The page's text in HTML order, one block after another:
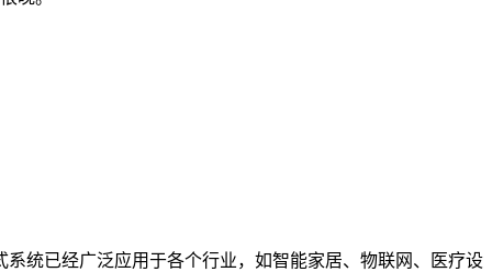
统已经广泛应用于各个行业，如智能家居、物联网、医疗设